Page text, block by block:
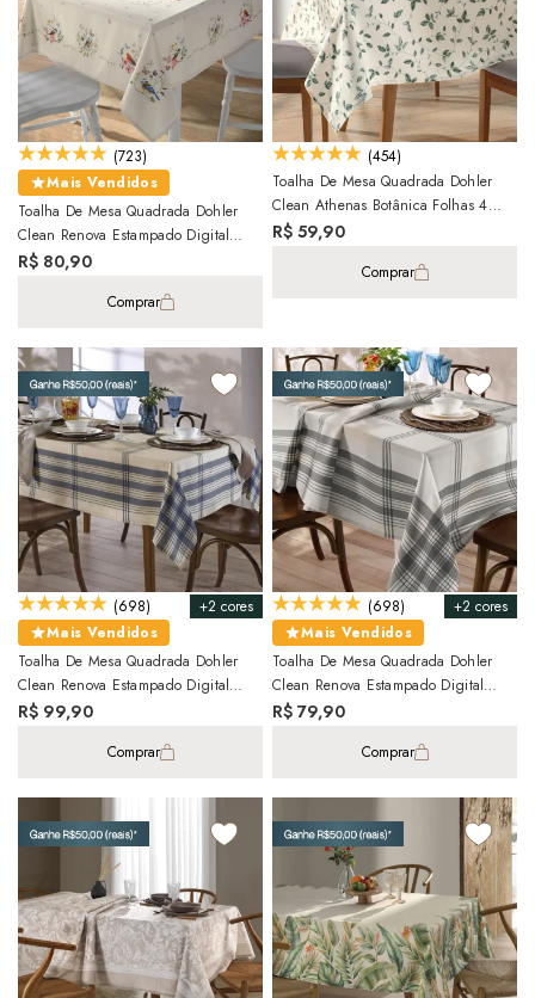
(723)
Mais Vendidos
Toalha De Mesa Quadrada Dohler
Clean Renova Estampado Digital
Jardim 4 Lugares 1,40m X 1,40m
R$ 80,90
Comprar
(454)
Toalha De Mesa Quadrada Dohler
Clean Athenas Botânica Folhas 4
Lugares 1,40m X 1,40m
R$ 59,90
Comprar
+2 cores
(698)
Mais Vendidos
Toalha De Mesa Quadrada Dohler
Clean Renova Estampado Digital
Luna 8 Lugares 1,80m X 1,80m
R$ 99,90
Comprar
+2 cores
(698)
Mais Vendidos
Toalha De Mesa Quadrada Dohler
Clean Renova Estampado Digital
Luna 4 Lugares 1,40m X 1,40m
R$ 79,90
Comprar